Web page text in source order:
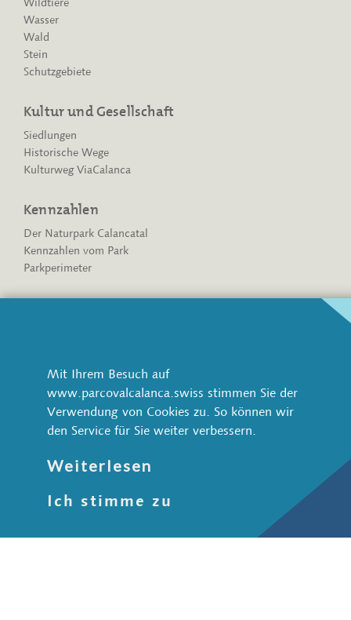
Wildtiere
Wasser
Wald
Stein
Schutzgebiete
Kultur und Gesellschaft
Siedlungen
Historische Wege
Kulturweg ViaCalanca
Kennzahlen
Der Naturpark Calancatal
Kennzahlen vom Park
Parkperimeter
Geschäftsstelle
Partner und Sponsor
Dokumente
Kontakt
Mit Ihrem Besuch auf
www.parcovalcalanca.swiss stimmen Sie der
Verwendung von Cookies zu. So können wir
den Service für Sie weiter verbessern.
Weiterlesen
Ich stimme zu